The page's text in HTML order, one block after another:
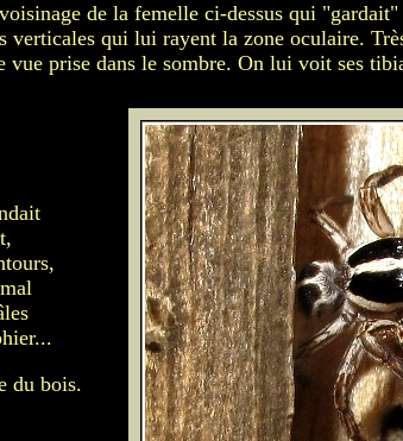
de la femelle ci-dessus qui
verticales qui lui rayent la zone oculaire.
vue prise dans le sombre. On lui voit ses
du bois.